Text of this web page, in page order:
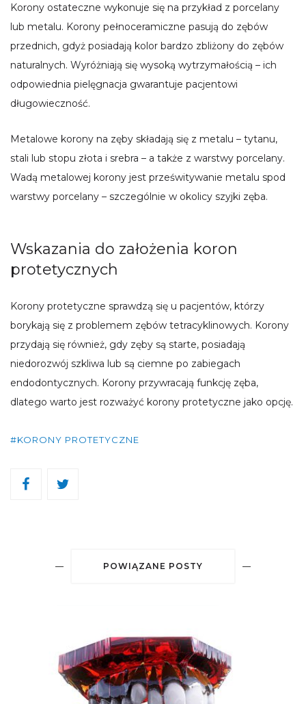
Korony ostateczne wykonuje się na przykład z porcelany
lub metalu. Korony pełnoceramiczne pasują do zębów
przednich, gdyż posiadają kolor bardzo zbliżony do zębów
naturalnych. Wyróżniają się wysoką wytrzymałością – ich
odpowiednia pielęgnacja gwarantuje pacjentowi
długowieczność.
Metalowe korony na zęby składają się z metalu – tytanu,
stali lub stopu złota i srebra – a także z warstwy porcelany.
Wadą metalowej korony jest prześwitywanie metalu spod
warstwy porcelany – szczególnie w okolicy szyjki zęba.
Wskazania do założenia koron
protetycznych
Korony protetyczne sprawdzą się u pacjentów, którzy
borykają się z problemem zębów tetracyklinowych. Korony
przydają się również, gdy zęby są starte, posiadają
niedorozwój szkliwa lub są ciemne po zabiegach
endodontycznych. Korony przywracają funkcję zęba,
dlatego warto jest rozważyć korony protetyczne jako opcję.
#KORONY PROTETYCZNE
POWIĄZANE POSTY